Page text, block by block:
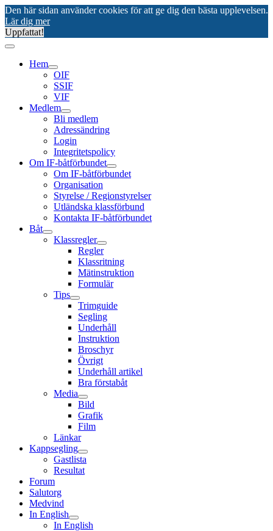
Den här sidan använder cookies för att ge dig den bästa upplevelsen.
Lär dig mer
Uppfattat!
Hem
OIF
SSIF
VIF
Medlem
Bli medlem
Adressändring
Login
Integritetspolicy
Om IF-båtförbundet
Om IF-båtförbundet
Organisation
Styrelse / Regionstyrelser
Utländska klassförbund
Kontakta IF-båtförbundet
Båt
Klassregler
Regler
Klassritning
Mätinstruktion
Formulär
Tips
Trimguide
Segling
Underhåll
Instruktion
Broschyr
Övrigt
Underhåll artikel
Bra förstabåt
Media
Bild
Grafik
Film
Länkar
Kappsegling
Gastlista
Resultat
Forum
Salutorg
Medvind
In English
In English